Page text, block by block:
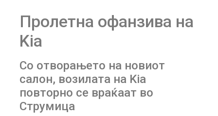
Пролетна офанзива на
Kia
Со отворањето на новиот
салон, возилата на Kia
повторно се враќаат во
Струмица